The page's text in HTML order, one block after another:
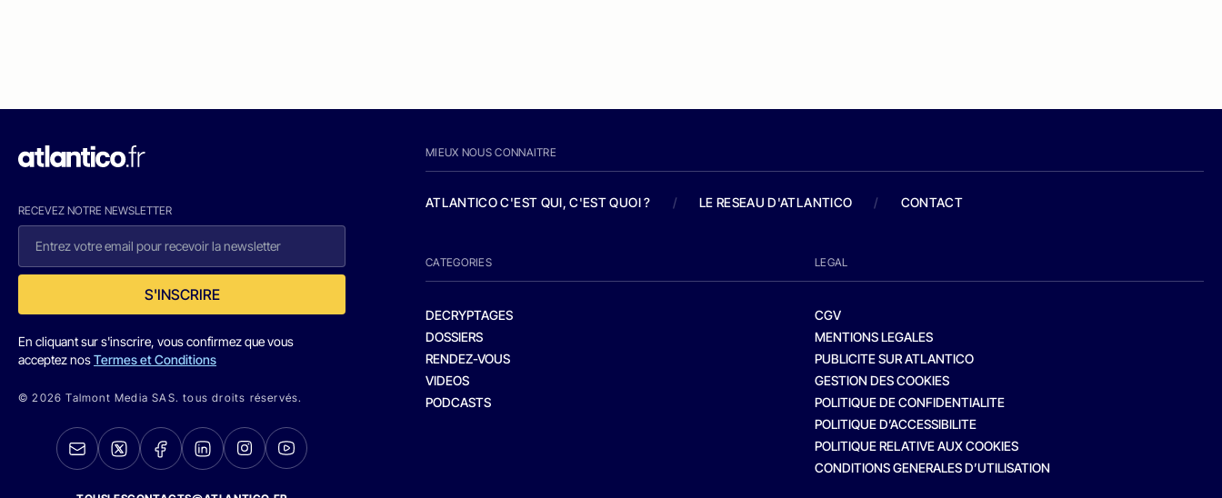
RECEVEZ NOTRE NEWSLETTER
S'INSCRIRE
En cliquant sur s'inscrire, vous confirmez que vous
acceptez nosTermes et Conditions
© 2026 Talmont Media SAS. tous droits réservés.
MIEUX NOUS CONNAITRE
ATLANTICO C'EST QUI, C'EST QUOI ? / LE RESEAU D'ATLANTICO / CONTACT
CATEGORIES
DECRYPTAGES
DOSSIERS
RENDEZ-VOUS
VIDEOS
PODCASTS
LEGAL
CGV
MENTIONS LEGALES
PUBLICITE SUR ATLANTICO
GESTION DES COOKIES
POLITIQUE DE CONFIDENTIALITE
POLITIQUE D’ACCESSIBILITE
POLITIQUE RELATIVE AUX COOKIES
CONDITIONS GENERALES D’UTILISATION